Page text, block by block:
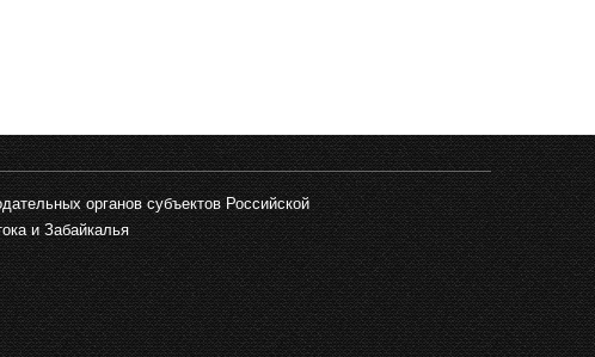
органов субъектов Российской
и Забайкалья